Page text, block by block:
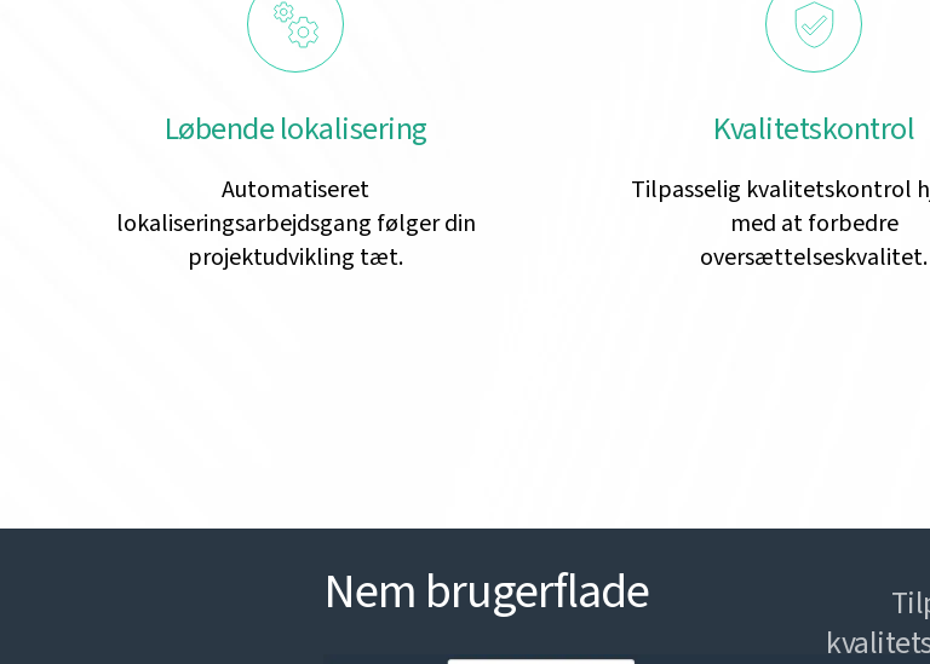
Løbende lokalisering
Automatiseret
lokaliseringsarbejdsgang følger din
projektudvikling tæt.
Kvalitetskontrol
Tilpasselig kvalitetskontrol
med at forbedre
oversættelseskvalitet.
Nem brugerflade